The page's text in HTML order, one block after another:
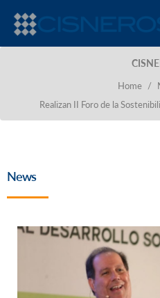
Home /
Realizan II Foro de la
News